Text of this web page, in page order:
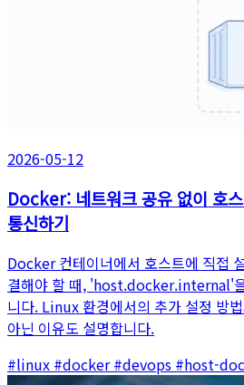
2026-05-12
Docker: 네트워크 공유 없이 호
통신하기
Docker 컨테이너에서 호스트에 직접
결해야 할 때, 'host.docker.internal'
니다. Linux 환경에서의 추가 설정 방
아닌 이유도 설명합니다.
#linux #docker#devops #host-